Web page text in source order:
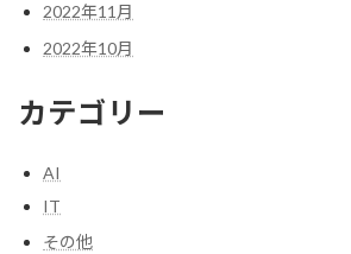
2022年11月
2022年10月
カテゴリー
AI
IT
その他